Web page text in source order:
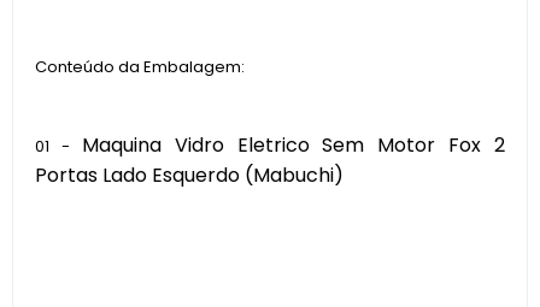
Conteúdo da Embalagem:
01 - Maquina Vidro Eletrico Sem Motor Fox 2
Portas Lado Esquerdo (Mabuchi)